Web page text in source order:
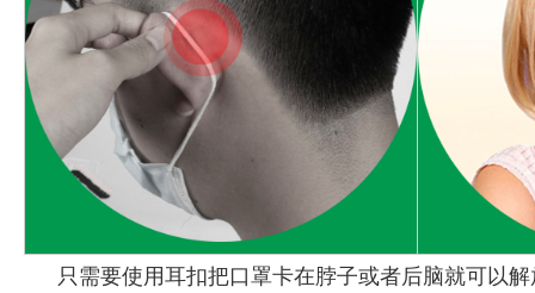
只需要使用耳扣把口罩卡在脖子或者后脑就可以